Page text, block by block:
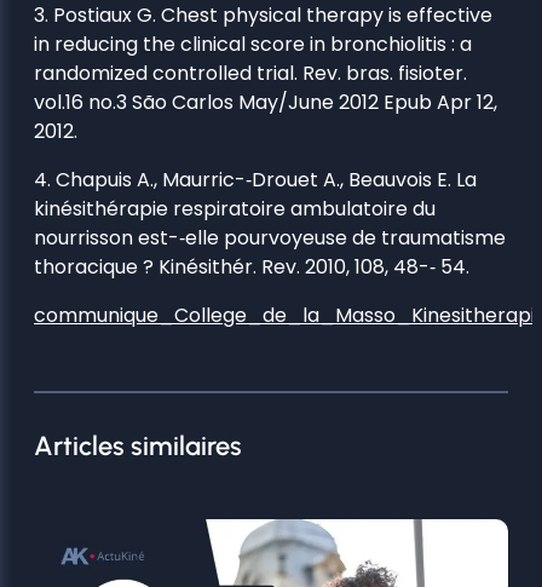
3. Postiaux G. Chest physical therapy is effective
in reducing the clinical score in bronchiolitis : a
randomized controlled trial. Rev. bras. fisioter.
vol.16 no.3 São Carlos May/June 2012 Epub Apr 12,
2012.
4. Chapuis A., Maurric-­‐Drouet A., Beauvois E. La
kinésithérapie respiratoire ambulatoire du
nourrisson est-­‐elle pourvoyeuse de traumatisme
thoracique ? Kinésithér. Rev. 2010, 108, 48-­‐ 54.
Articles similaires